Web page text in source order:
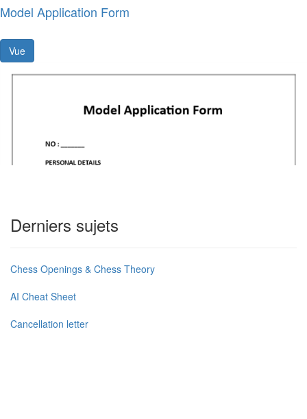
Model Application Form
Vue
Derniers sujets
Chess Openings & Chess Theory
AI Cheat Sheet
Cancellation letter